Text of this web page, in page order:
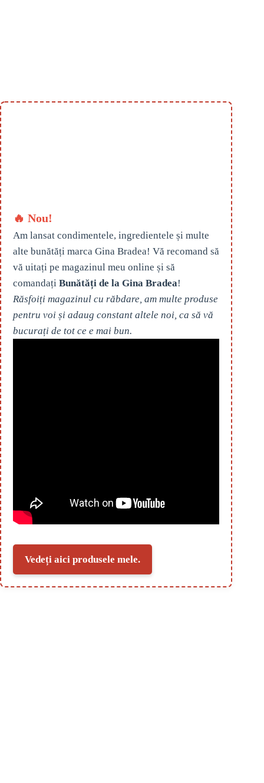
🔥 Nou!
Am lansat condimentele, ingredientele și multe
alte bunătăți marca Gina Bradea! Vă recomand să
vă uitați pe magazinul meu online și să
comandați Bunătăți de la Gina Bradea!
Răsfoiți magazinul cu răbdare, am multe produse
pentru voi și adaug constant altele noi, ca să vă
bucurați de tot ce e mai bun.
Vedeți aici produsele mele.